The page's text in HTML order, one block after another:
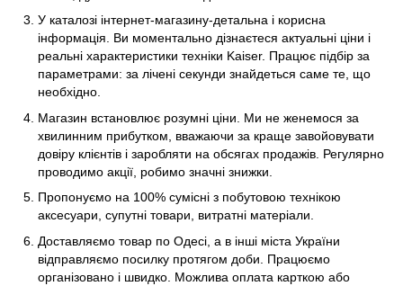
У каталозі інтернет-магазину-детальна і корисна
інформація. Ви моментально дізнаєтеся актуальні ціни і
реальні характеристики техніки Kaiser. Працює підбір за
параметрами: за лічені секунди знайдеться саме те, що
необхідно.
Магазин встановлює розумні ціни. Ми не женемося за
хвилинним прибутком, вважаючи за краще завойовувати
довіру клієнтів і заробляти на обсягах продажів. Регулярно
проводимо акції, робимо значні знижки.
Пропонуємо на 100% сумісні з побутовою технікою
аксесуари, супутні товари, витратні матеріали.
Доставляємо товар по Одесі, а в інші міста України
відправляємо посилку протягом доби. Працюємо
організовано і швидко. Можлива оплата карткою або